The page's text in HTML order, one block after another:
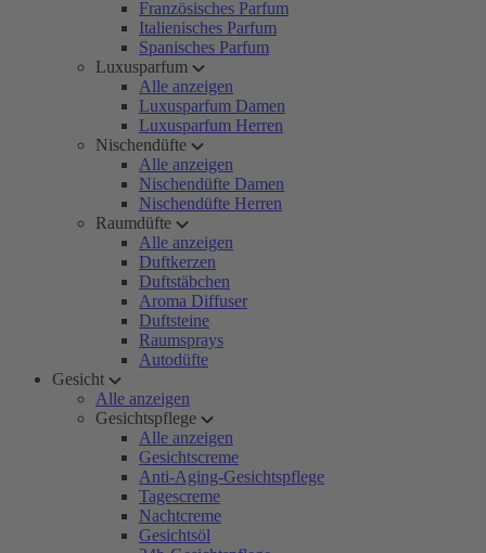
Französisches Parfum
Italienisches Parfum
Spanisches Parfum
Luxusparfum
Alle anzeigen
Luxusparfum Damen
Luxusparfum Herren
Nischendüfte
Alle anzeigen
Nischendüfte Damen
Nischendüfte Herren
Raumdüfte
Alle anzeigen
Duftkerzen
Duftstäbchen
Aroma Diffuser
Duftsteine
Raumsprays
Autodüfte
Gesicht
Alle anzeigen
Gesichtspflege
Alle anzeigen
Gesichtscreme
Anti-Aging-Gesichtspflege
Tagescreme
Nachtcreme
Gesichtsöl